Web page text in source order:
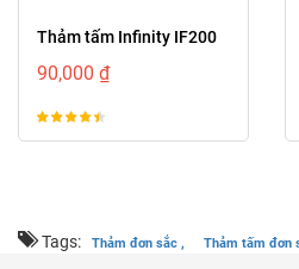
Thảm tấm Infinity IF200
90,000 ₫
Tags: Thảm đơn sắc , Thảm tấm đơn